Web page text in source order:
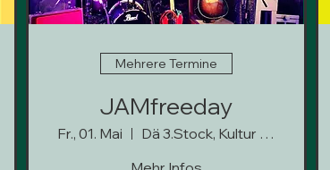
Mehrere Termine
JAMfreeday
Fr., 01. Mai
Dä 3.Stock, Kultur hoch 3